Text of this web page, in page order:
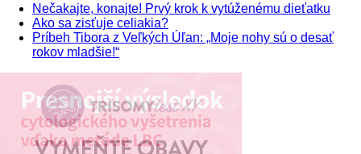
Nečakajte, konajte! Prvý krok k vytúženému dieťatku
Ako sa zisťuje celiakia?
Príbeh Tibora z Veľkých Úľan: „Moje nohy sú o desať
rokov mladšie!“